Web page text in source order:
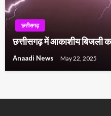
छत्तीसगढ़
छत्तीसगढ़ में आकाशीय बिजली
Anaadi News May 22, 2025